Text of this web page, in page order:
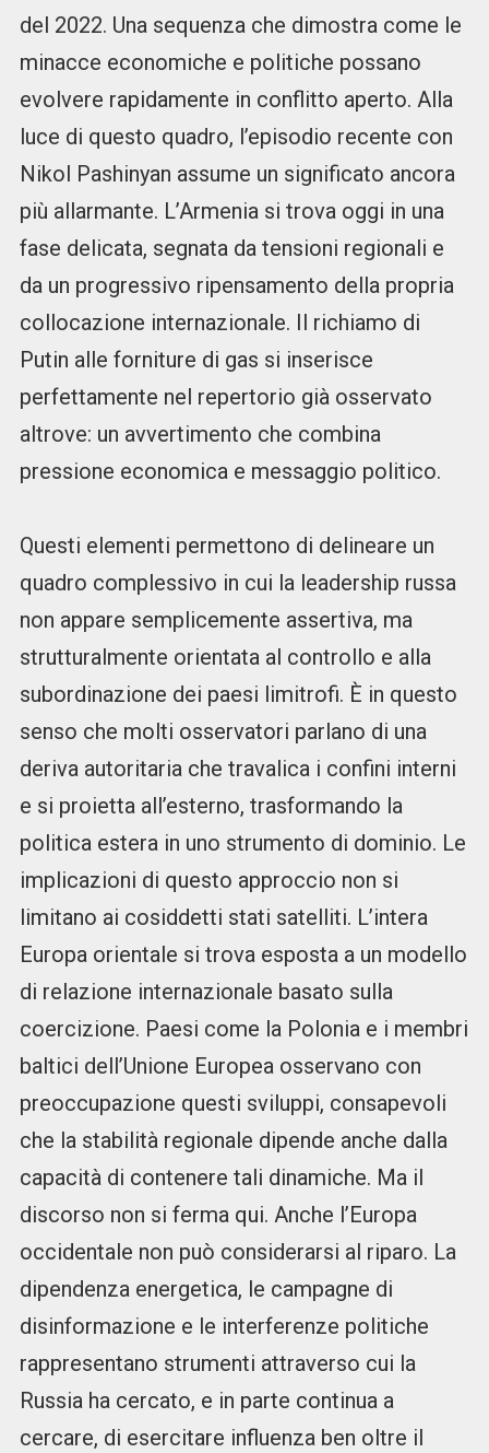
del 2022. Una sequenza che dimostra come le
minacce economiche e politiche possano
evolvere rapidamente in conflitto aperto. Alla
luce di questo quadro, l’episodio recente con
Nikol Pashinyan assume un significato ancora
più allarmante. L’Armenia si trova oggi in una
fase delicata, segnata da tensioni regionali e
da un progressivo ripensamento della propria
collocazione internazionale. Il richiamo di
Putin alle forniture di gas si inserisce
perfettamente nel repertorio già osservato
altrove: un avvertimento che combina
pressione economica e messaggio politico.
Questi elementi permettono di delineare un
quadro complessivo in cui la leadership russa
non appare semplicemente assertiva, ma
strutturalmente orientata al controllo e alla
subordinazione dei paesi limitrofi. È in questo
senso che molti osservatori parlano di una
deriva autoritaria che travalica i confini interni
e si proietta all’esterno, trasformando la
politica estera in uno strumento di dominio. Le
implicazioni di questo approccio non si
limitano ai cosiddetti stati satelliti. L’intera
Europa orientale si trova esposta a un modello
di relazione internazionale basato sulla
coercizione. Paesi come la Polonia e i membri
baltici dell’Unione Europea osservano con
preoccupazione questi sviluppi, consapevoli
che la stabilità regionale dipende anche dalla
capacità di contenere tali dinamiche. Ma il
discorso non si ferma qui. Anche l’Europa
occidentale non può considerarsi al riparo. La
dipendenza energetica, le campagne di
disinformazione e le interferenze politiche
rappresentano strumenti attraverso cui la
Russia ha cercato, e in parte continua a
cercare, di esercitare influenza ben oltre il